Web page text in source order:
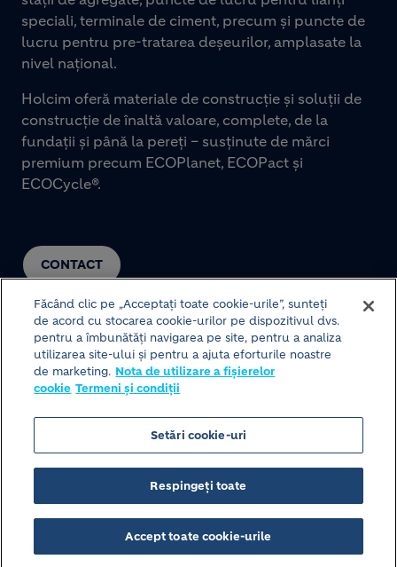
CONTACT
speciali, terminale de ciment, precum și puncte de
lucru pentru pre-tratarea deșeurilor, amplasate la
nivel național.
Holcim oferă materiale de construcție și soluții de
construcție de înaltă valoare, complete, de la
fundații și până la pereți – susținute de mărci
premium precum ECOPlanet, ECOPact și
ECOCycle®.
© HOLCIM 2026
Termeni și condiții
Politica de protecție a datelor
Nota de utilizare a fișierelor cookie
Făcând clic pe „Acceptați toate cookie-urile”, sunteți
de acord cu stocarea cookie-urilor pe dispozitivul dvs.
pentru a îmbunătăți navigarea pe site, pentru a analiza
utilizarea site-ului și pentru a ajuta eforturile noastre
de marketing. Nota de utilizare a fișierelor
cookie Termeni și condiții
Setări cookie-uri
Respingeți toate
Accept toate cookie-urile